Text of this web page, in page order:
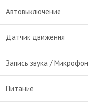
Автовыключение
Датчик движения
Запись звука / Микрофон
Питание